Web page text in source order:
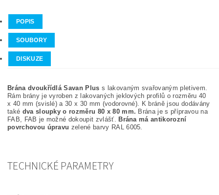
POPIS
SOUBORY
DISKUZE
Brána dvoukřídlá Savan Plus s lakovaným svařovaným pletivem.
Rám brány je vyroben z lakovaných jeklových profilů o rozměru 40
x 40 mm (svislé) a 30 x 30 mm (vodorovné). K bráně jsou dodávány
také dva sloupky o rozměru 80 x 80 mm. Brána je s přípravou na
FAB, FAB je možné dokoupit zvlášť.
Brána má antikorozní
povrchovou úpravu zelené barvy RAL 6005.
TECHNICKÉ PARAMETRY